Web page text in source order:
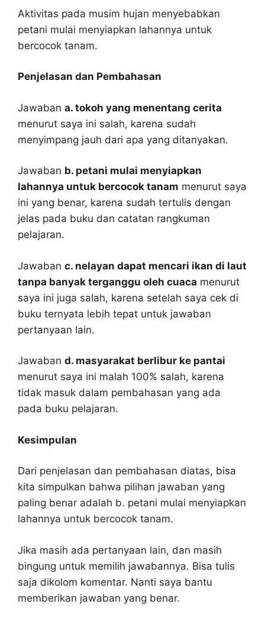
Aktivitas pada musim hujan menyebabkan
petani mulai menyiapkan lahannya untuk
bercocok tanam.
Penjelasan dan Pembahasan
Jawaban a. tokoh yang menentang cerita
menurut saya ini salah, karena sudah
menyimpang jauh dari apa yang ditanyakan.
Jawaban b. petani mulai menyiapkan
lahannya untuk bercocok tanam menurut saya
ini yang benar, karena sudah tertulis dengan
jelas pada buku dan catatan rangkuman
pelajaran.
Jawaban c. nelayan dapat mencari ikan di laut
tanpa banyak terganggu oleh cuaca menurut
saya ini juga salah, karena setelah saya cek di
buku ternyata lebih tepat untuk jawaban
pertanyaan lain.
Jawaban d. masyarakat berlibur ke pantai
menurut saya ini malah 100% salah, karena
tidak masuk dalam pembahasan yang ada
pada buku pelajaran.
Kesimpulan
Dari penjelasan dan pembahasan diatas, bisa
kita simpulkan bahwa pilihan jawaban yang
paling benar adalah b. petani mulai menyiapkan
lahannya untuk bercocok tanam.
Jika masih ada pertanyaan lain, dan masih
bingung untuk memilih jawabannya. Bisa tulis
saja dikolom komentar. Nanti saya bantu
memberikan jawaban yang benar.